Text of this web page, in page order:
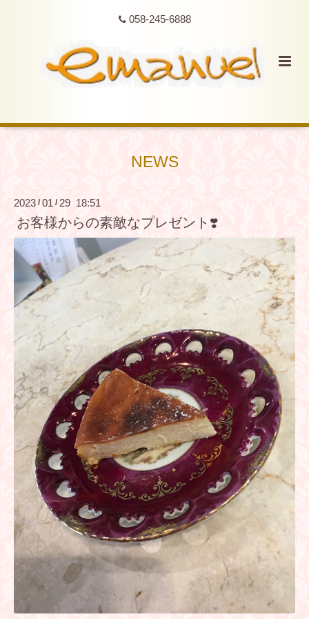
058-245-6888
NEWS
2023 /01 / 29 18:51
お客様からの素敵なプレゼント❣️